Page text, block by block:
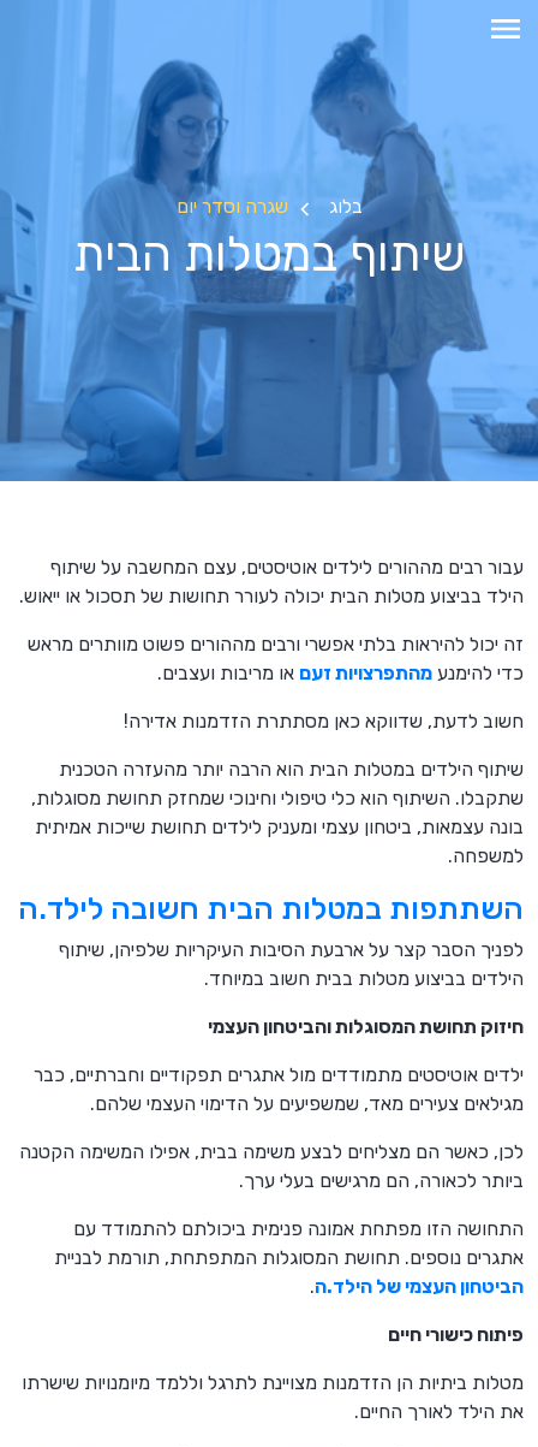
בלוג שגרה וסדר יום
שיתוף במטלות הבית
עבור רבים מההורים לילדים אוטיסטים, עצם המחשבה על שיתוף
הילד בביצוע מטלות הבית יכולה לעורר תחושות של תסכול או ייאוש.
זה יכול להיראות בלתי אפשרי ורבים מההורים פשוט מוותרים מראש
כדי להימנע מהתפרצויות זעם או מריבות ועצבים.
חשוב לדעת, שדווקא כאן מסתתרת הזדמנות אדירה!
שיתוף הילדים במטלות הבית הוא הרבה יותר מהעזרה הטכנית
שתקבלו. השיתוף הוא כלי טיפולי וחינוכי שמחזק תחושת מסוגלות,
בונה עצמאות, ביטחון עצמי ומעניק לילדים תחושת שייכות אמיתית
למשפחה.
השתתפות במטלות הבית חשובה לילד.ה
לפניך הסבר קצר על ארבעת הסיבות העיקריות שלפיהן, שיתוף
הילדים בביצוע מטלות בבית חשוב במיוחד.
חיזוק תחושת המסוגלות והביטחון העצמי
ילדים אוטיסטים מתמודדים מול אתגרים תפקודיים וחברתיים, כבר
מגילאים צעירים מאד, שמשפיעים על הדימוי העצמי שלהם.
לכן, כאשר הם מצליחים לבצע משימה בבית, אפילו המשימה הקטנה
ביותר לכאורה, הם מרגישים בעלי ערך.
התחושה הזו מפתחת אמונה פנימית ביכולתם להתמודד עם
אתגרים נוספים. תחושת המסוגלות המתפתחת, תורמת לבניית
הביטחון העצמי של הילד.ה.
פיתוח כישורי חיים
מטלות ביתיות הן הזדמנות מצויינת לתרגל וללמד מיומנויות שישרתו
את הילד לאורך החיים.